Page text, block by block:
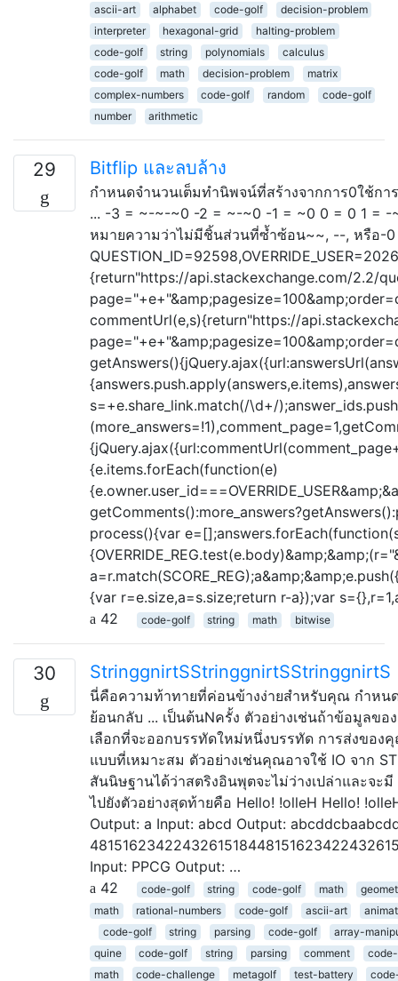
ascii-art
alphabet code-golf
decision-problem
interpreter
hexagonal-grid
halting-problem
code-golf
string polynomials
calculus
code-golf
math decision-problem
matrix
complex-numbers
code-golf random
code-golf
number
arithmetic
29 Bitflip และลบล้าง
กำหนดจำนวนเต็มทำนิพจน์ที่สร้างจากการ0ใช้ก
... -3 = ~-~-~0 -2 = ~-~0 -1 = ~0 0 = 0 1 =
หมายความว่าไม่มีชิ้นส่วนที่ซ้ำซ้อน~~, --, หรือ-0
{return"https://api.stackexchange.com/2.2/
commentUrl(e,s){return"https://
s=+e.share_link.match(/\d+/
{e.items.forEach(function(e)
process(){var
{var r=e.size,a=s.size;return r-a});var
42
code-golf string math bitwise
30 StringgnirtSStringgnirtSStringgnirtS
นี่คือความท้าทายที่ค่อนข้างง่ายสำหรับคุณ กำหน
ย้อนกลับ ... เป็นต้นNครั้ง ตัวอย่างเช่นถ้าข้อมูลข
เลือกที่จะออกบรรทัดใหม่หนึ่งบรรทัด การส่งของ
แบบที่เหมาะสม ตัวอย่างเช่นคุณอาจใช้ IO จาก
สันนิษฐานได้ว่าสตริงอินพุตจะไม่ว่างเปล่าและจะ
ไปยังตัวอย่างสุดท้ายคือ Hello! !olleH Hello!
Output: a Input: abcd Output:
Input: PPCG Output: …
42
code-golf string code-golf math
math
rational-numbers code-golf ascii-art
code-golf
string parsing code-golf
array-
quine
code-golf string parsing comment
math
code-challenge metagolf test-battery